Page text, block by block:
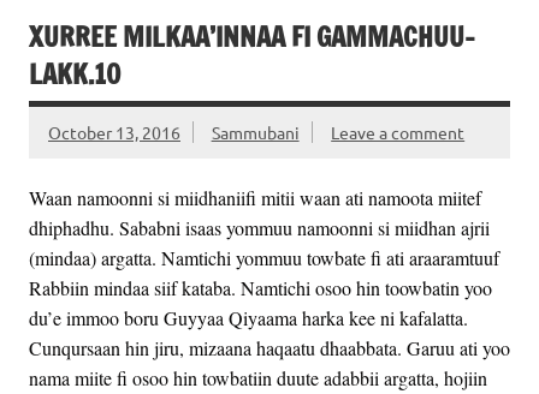
XURREE MILKAA’INNAA FI GAMMACHUU-
LAKK.10
October 13, 2016 Sammubani Leave a comment
Waan namoonni si miidhaniifi mitii waan ati namoota miitef
dhiphadhu. Sababni isaas yommuu namoonni si miidhan ajrii
(mindaa) argatta. Namtichi yommuu towbate fi ati araaramtuuf
Rabbiin mindaa siif kataba. Namtichi osoo hin toowbatin yoo
du’e immoo boru Guyyaa Qiyaama harka kee ni kafalatta.
Cunqursaan hin jiru, mizaana haqaatu dhaabbata. Garuu ati yoo
nama miite fi osoo hin towbatiin duute adabbii argatta, hojiin